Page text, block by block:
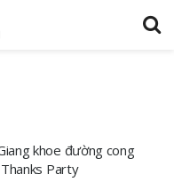
khoe đường cong
Party